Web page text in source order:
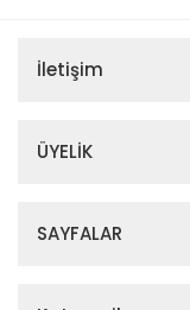
İletişim
ÜYELİK
SAYFALAR